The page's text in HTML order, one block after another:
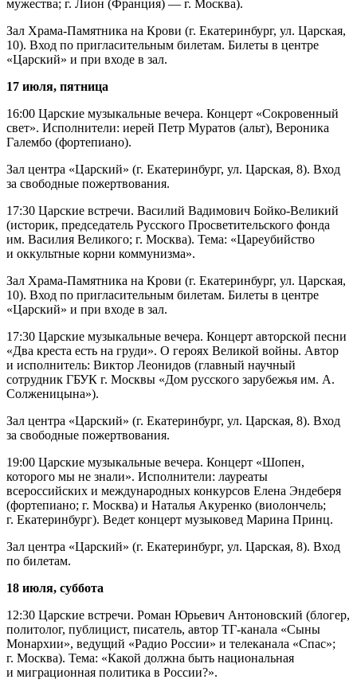
мужества; г. Лион (Франция) — г. Москва).
Зал Храма-Памятника на Крови (г. Екатеринбург, ул. Царская,
10). Вход по пригласительным билетам. Билеты в центре
«Царский» и при входе в зал.
17 июля, пятница
16:00 Царские музыкальные вечера. Концерт «Сокровенный
свет». Исполнители: иерей Петр Муратов (альт), Вероника
Галембо (фортепиано).
Зал центра «Царский» (г. Екатеринбург, ул. Царская, 8). Вход
за свободные пожертвования.
17:30 Царские встречи. Василий Вадимович Бойко-Великий
(историк, председатель Русского Просветительского фонда
им. Василия Великого; г. Москва). Тема: «Цареубийство
и оккультные корни коммунизма».
Зал Храма-Памятника на Крови (г. Екатеринбург, ул. Царская,
10). Вход по пригласительным билетам. Билеты в центре
«Царский» и при входе в зал.
17:30 Царские музыкальные вечера. Концерт авторской песни
«Два креста есть на груди». О героях Великой войны. Автор
и исполнитель: Виктор Леонидов (главный научный
сотрудник ГБУК г. Москвы «Дом русского зарубежья им. А.
Солженицына»).
Зал центра «Царский» (г. Екатеринбург, ул. Царская, 8). Вход
за свободные пожертвования.
19:00 Царские музыкальные вечера. Концерт «Шопен,
которого мы не знали». Исполнители: лауреаты
всероссийских и международных конкурсов Елена Эндеберя
(фортепиано; г. Москва) и Наталья Акуренко (виолончель;
г. Екатеринбург). Ведет концерт музыковед Марина Принц.
Зал центра «Царский» (г. Екатеринбург, ул. Царская, 8). Вход
по билетам.
18 июля, суббота
12:30 Царские встречи. Роман Юрьевич Антоновский (блогер,
политолог, публицист, писатель, автор ТГ-канала «Сыны
Монархии», ведущий «Радио России» и телеканала «Спас»;
г. Москва). Тема: «Какой должна быть национальная
и миграционная политика в России?».